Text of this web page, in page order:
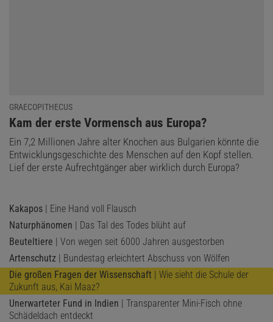
GRAECOPITHECUS
:
Kam der erste Vormensch aus Europa?
Ein 7,2 Millionen Jahre alter Knochen aus Bulgarien könnte die
Entwicklungsgeschichte des Menschen auf den Kopf stellen.
Lief der erste Aufrechtgänger aber wirklich durch Europa?
Kakapos | Eine Hand voll Flausch
Naturphänomen | Das Tal des Todes blüht auf
Beuteltiere | Von wegen seit 6000 Jahren ausgestorben
Artenschutz | Bundestag erleichtert Abschuss von Wölfen
Die großen Fragen der Wissenschaft | Wie sieht die Schule der
Zukunft aus, Kai Maaz?
Unerwarteter Fund in Indien | Transparenter Mini-Fisch ohne
Schädeldach entdeckt